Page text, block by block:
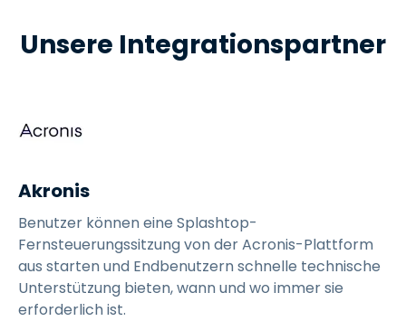
Unsere Integrationspartner
Akronis
Benutzer können eine Splashtop-
Fernsteuerungssitzung von der Acronis-Plattform
aus starten und Endbenutzern schnelle technische
Unterstützung bieten, wann und wo immer sie
erforderlich ist.